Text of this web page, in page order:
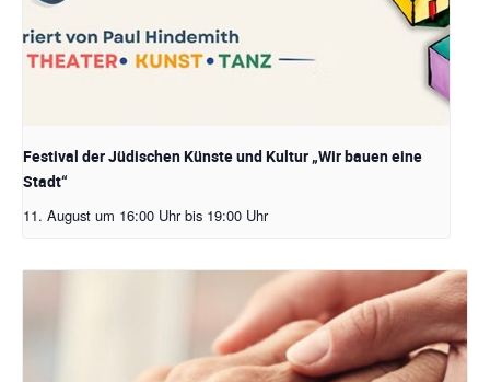
Festival der Jüdischen Künste und Kultur „Wir bauen eine
Stadt“
11. August um 16:00 Uhr bis 19:00 Uhr